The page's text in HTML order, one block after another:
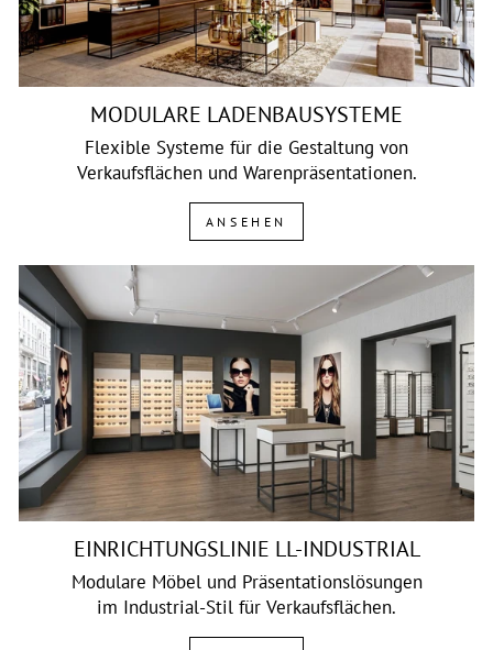
MODULARE LADENBAUSYSTEME
Flexible Systeme für die Gestaltung von
Verkaufsflächen und Warenpräsentationen.
ANSEHEN
EINRICHTUNGSLINIE LL-INDUSTRIAL
Modulare Möbel und Präsentationslösungen
im Industrial-Stil für Verkaufsflächen.